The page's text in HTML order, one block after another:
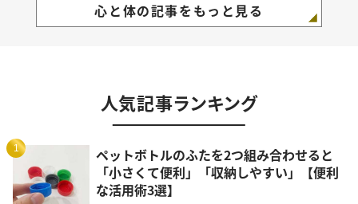
心と体の記事をもっと見る
人気記事ランキング
1
ペットボトルのふたを2つ組み合わせると
「小さくて便利」「収納しやすい」【便利
な活用術3選】